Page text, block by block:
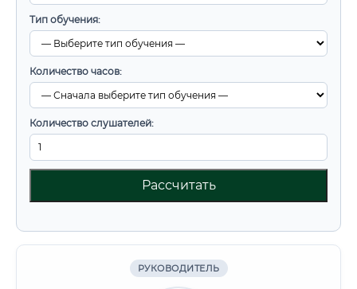
Тип обучения:
Количество часов:
Количество слушателей:
Рассчитать
РУКОВОДИТЕЛЬ